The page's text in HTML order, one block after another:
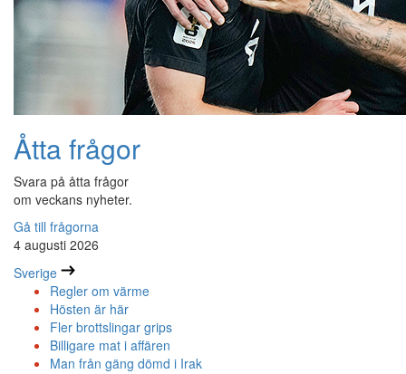
Åtta frågor
Svara på åtta frågor
om veckans nyheter.
Gå till frågorna
4 augusti 2026
Sverige
Regler om värme
Hösten är här
Fler brottslingar grips
Billigare mat i affären
Man från gäng dömd i Irak